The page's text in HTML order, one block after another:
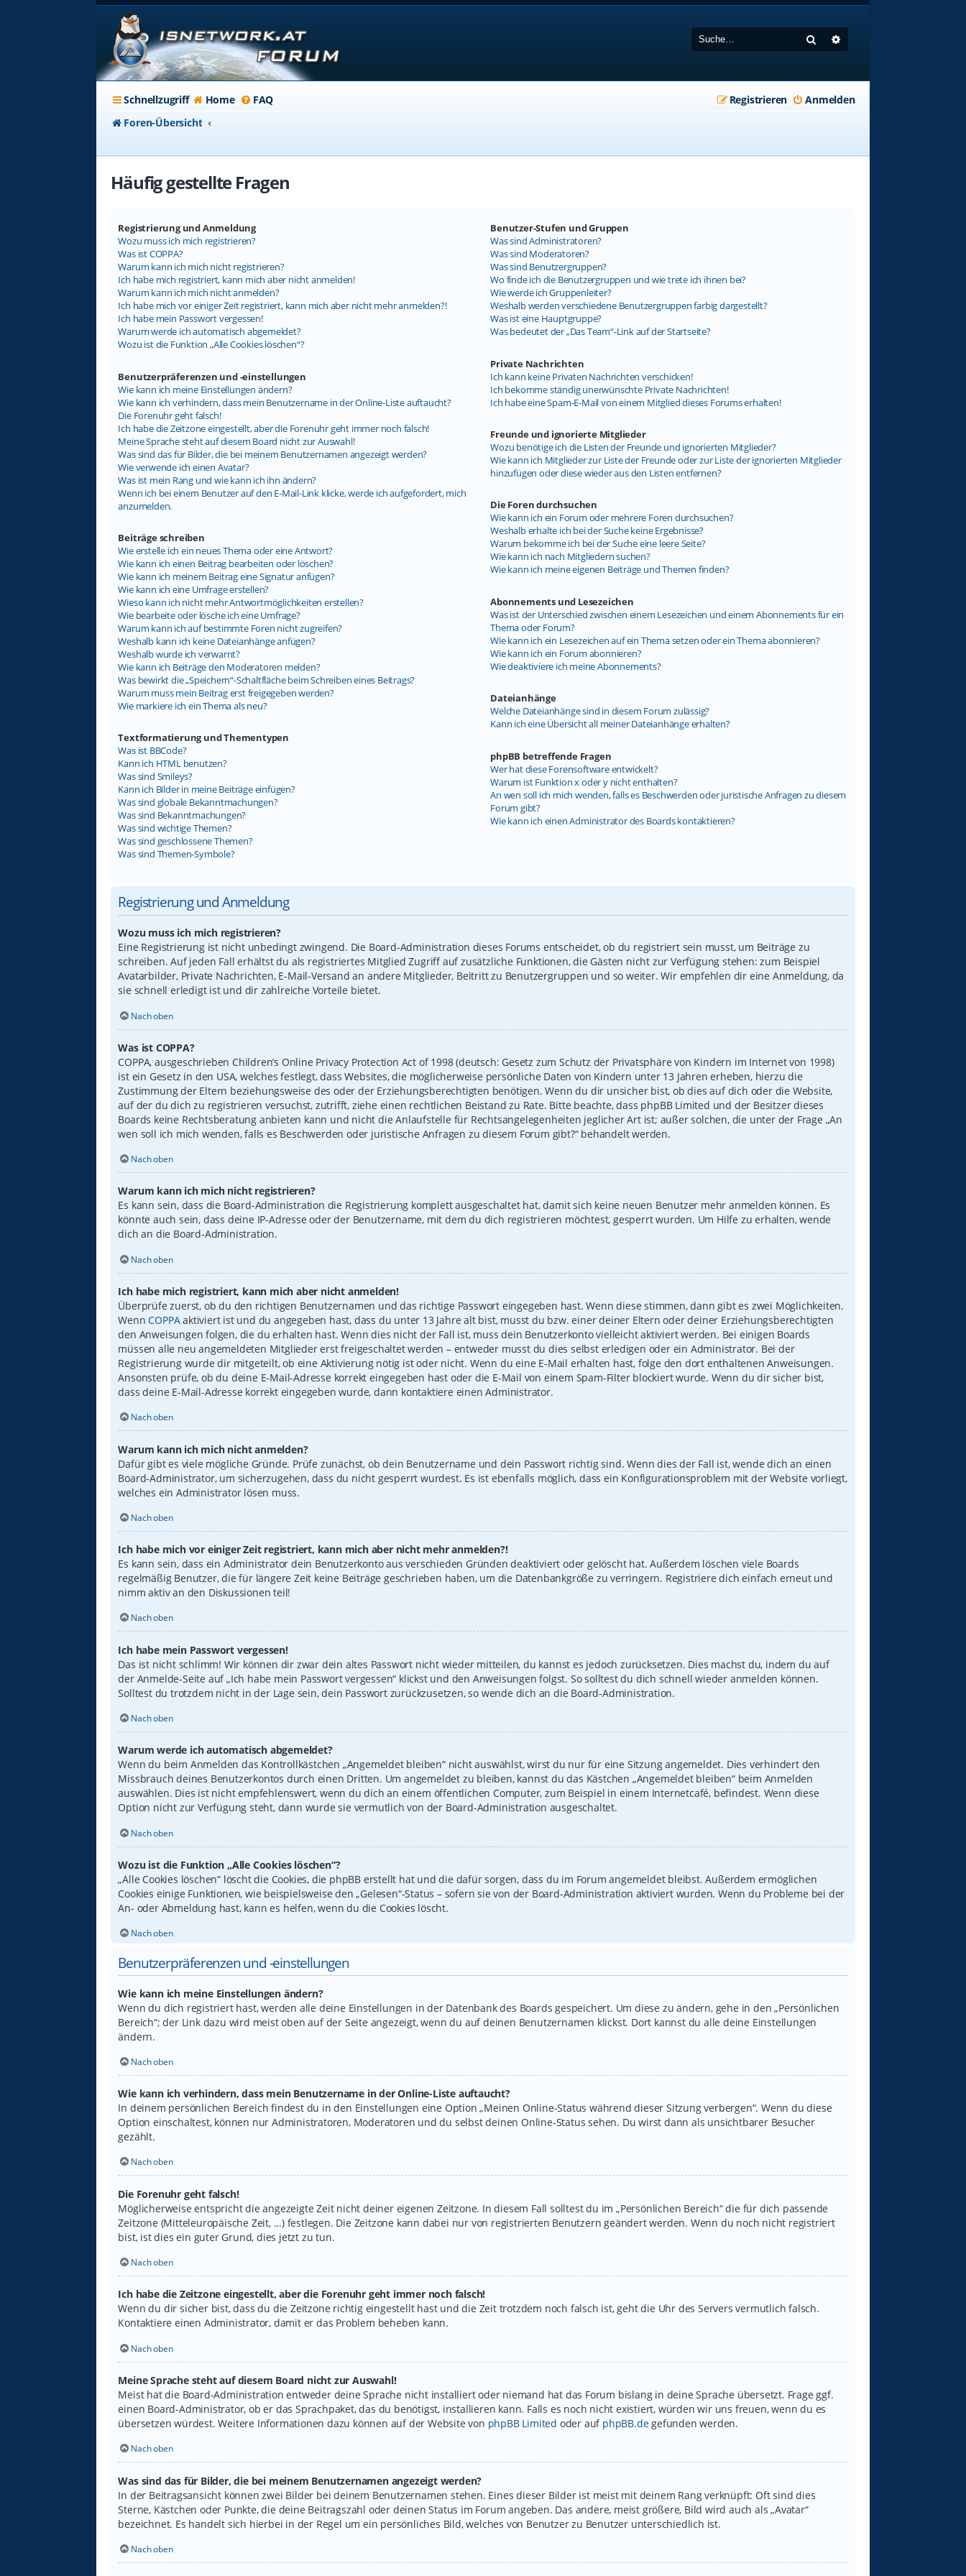
Suche
Schnellzugriff Home FAQ Anmelden
Registrieren
Foren-Übersicht
Häufig gestellte Fragen
Registrierung und Anmeldung
Wozu muss ich mich registrieren?
Was ist COPPA?
Warum kann ich mich nicht registrieren?
Ich habe mich registriert, kann mich aber nicht anmelden!
Warum kann ich mich nicht anmelden?
Ich habe mich vor einiger Zeit registriert, kann mich aber nicht mehr anmelden?!
Ich habe mein Passwort vergessen!
Warum werde ich automatisch abgemeldet?
Wozu ist die Funktion „Alle Cookies löschen“?
Benutzerpräferenzen und -einstellungen
Wie kann ich meine Einstellungen ändern?
Wie kann ich verhindern, dass mein Benutzername in der Online-Liste auftaucht?
Die Forenuhr geht falsch!
Ich habe die Zeitzone eingestellt, aber die Forenuhr geht immer noch falsch!
Meine Sprache steht auf diesem Board nicht zur Auswahl!
Was sind das für Bilder, die bei meinem Benutzernamen angezeigt werden?
Wie verwende ich einen Avatar?
Was ist mein Rang und wie kann ich ihn ändern?
Wenn ich bei einem Benutzer auf den E-Mail-Link klicke, werde ich aufgefordert, mich
anzumelden.
Beiträge schreiben
Wie erstelle ich ein neues Thema oder eine Antwort?
Wie kann ich einen Beitrag bearbeiten oder löschen?
Wie kann ich meinem Beitrag eine Signatur anfügen?
Wie kann ich eine Umfrage erstellen?
Wieso kann ich nicht mehr Antwortmöglichkeiten erstellen?
Wie bearbeite oder lösche ich eine Umfrage?
Warum kann ich auf bestimmte Foren nicht zugreifen?
Weshalb kann ich keine Dateianhänge anfügen?
Weshalb wurde ich verwarnt?
Wie kann ich Beiträge den Moderatoren melden?
Was bewirkt die „Speichern“-Schaltfläche beim Schreiben eines Beitrags?
Warum muss mein Beitrag erst freigegeben werden?
Wie markiere ich ein Thema als neu?
Textformatierung und Thementypen
Was ist BBCode?
Kann ich HTML benutzen?
Was sind Smileys?
Kann ich Bilder in meine Beiträge einfügen?
Was sind globale Bekanntmachungen?
Was sind Bekanntmachungen?
Was sind wichtige Themen?
Was sind geschlossene Themen?
Was sind Themen-Symbole?
Benutzer-Stufen und Gruppen
Was sind Administratoren?
Was sind Moderatoren?
Was sind Benutzergruppen?
Wo finde ich die Benutzergruppen und wie trete ich ihnen bei?
Wie werde ich Gruppenleiter?
Weshalb werden verschiedene Benutzergruppen farbig dargestellt?
Was ist eine Hauptgruppe?
Was bedeutet der „Das Team“-Link auf der Startseite?
Private Nachrichten
Ich kann keine Privaten Nachrichten verschicken!
Ich bekomme ständig unerwünschte Private Nachrichten!
Ich habe eine Spam-E-Mail von einem Mitglied dieses Forums erhalten!
Freunde und ignorierte Mitglieder
Wozu benötige ich die Listen der Freunde und ignorierten Mitglieder?
Wie kann ich Mitglieder zur Liste der Freunde oder zur Liste der ignorierten Mitglieder
hinzufügen oder diese wieder aus den Listen entfernen?
Die Foren durchsuchen
Wie kann ich ein Forum oder mehrere Foren durchsuchen?
Weshalb erhalte ich bei der Suche keine Ergebnisse?
Warum bekomme ich bei der Suche eine leere Seite?
Wie kann ich nach Mitgliedern suchen?
Wie kann ich meine eigenen Beiträge und Themen finden?
Abonnements und Lesezeichen
Was ist der Unterschied zwischen einem Lesezeichen und einem Abonnements für ein
Thema oder Forum?
Wie kann ich ein Lesezeichen auf ein Thema setzen oder ein Thema abonnieren?
Wie kann ich ein Forum abonnieren?
Wie deaktiviere ich meine Abonnements?
Dateianhänge
Welche Dateianhänge sind in diesem Forum zulässig?
Kann ich eine Übersicht all meiner Dateianhänge erhalten?
phpBB betreffende Fragen
Wer hat diese Forensoftware entwickelt?
Warum ist Funktion x oder y nicht enthalten?
An wen soll ich mich wenden, falls es Beschwerden oder juristische Anfragen zu diesem
Forum gibt?
Wie kann ich einen Administrator des Boards kontaktieren?
Registrierung und Anmeldung
Wozu muss ich mich registrieren?
Eine Registrierung ist nicht unbedingt zwingend. Die Board-Administration dieses Forums entscheidet, ob du registriert sein musst, um Beiträge zu
schreiben. Auf jeden Fall erhältst du als registriertes Mitglied Zugriff auf zusätzliche Funktionen, die Gästen nicht zur Verfügung stehen: zum Beispiel
Avatarbilder, Private Nachrichten, E-Mail-Versand an andere Mitglieder, Beitritt zu Benutzergruppen und so weiter. Wir empfehlen dir eine Anmeldung, da
sie schnell erledigt ist und dir zahlreiche Vorteile bietet.
Nach oben
Was ist COPPA?
COPPA, ausgeschrieben Children’s Online Privacy Protection Act of 1998 (deutsch: Gesetz zum Schutz der Privatsphäre von Kindern im Internet von 1998)
ist ein Gesetz in den USA, welches festlegt, dass Websites, die möglicherweise persönliche Daten von Kindern unter 13 Jahren erheben, hierzu die
Zustimmung der Eltern beziehungsweise des oder der Erziehungsberechtigten benötigen. Wenn du dir unsicher bist, ob dies auf dich oder die Website,
auf der du dich zu registrieren versuchst, zutrifft, ziehe einen rechtlichen Beistand zu Rate. Bitte beachte, dass phpBB Limited und der Besitzer dieses
Boards keine Rechtsberatung anbieten kann und nicht die Anlaufstelle für Rechtsangelegenheiten jeglicher Art ist; außer solchen, die unter der Frage „An
wen soll ich mich wenden, falls es Beschwerden oder juristische Anfragen zu diesem Forum gibt?“ behandelt werden.
Nach oben
Warum kann ich mich nicht registrieren?
Es kann sein, dass die Board-Administration die Registrierung komplett ausgeschaltet hat, damit sich keine neuen Benutzer mehr anmelden können. Es
könnte auch sein, dass deine IP-Adresse oder der Benutzername, mit dem du dich registrieren möchtest, gesperrt wurden. Um Hilfe zu erhalten, wende
dich an die Board-Administration.
Nach oben
Ich habe mich registriert, kann mich aber nicht anmelden!
Überprüfe zuerst, ob du den richtigen Benutzernamen und das richtige Passwort eingegeben hast. Wenn diese stimmen, dann gibt es zwei Möglichkeiten.
WennCOPPAaktiviert ist und du angegeben hast, dass du unter 13 Jahre alt bist, musst du bzw. einer deiner Eltern oder deiner Erziehungsberechtigten
den Anweisungen folgen, die du erhalten hast. Wenn dies nicht der Fall ist, muss dein Benutzerkonto vielleicht aktiviert werden. Bei einigen Boards
müssen alle neu angemeldeten Mitglieder erst freigeschaltet werden – entweder musst du dies selbst erledigen oder ein Administrator. Bei der
Registrierung wurde dir mitgeteilt, ob eine Aktivierung nötig ist oder nicht. Wenn du eine E-Mail erhalten hast, folge den dort enthaltenen Anweisungen.
Ansonsten prüfe, ob du deine E-Mail-Adresse korrekt eingegeben hast oder die E-Mail von einem Spam-Filter blockiert wurde. Wenn du dir sicher bist,
dass deine E-Mail-Adresse korrekt eingegeben wurde, dann kontaktiere einen Administrator.
Nach oben
Warum kann ich mich nicht anmelden?
Dafür gibt es viele mögliche Gründe. Prüfe zunächst, ob dein Benutzername und dein Passwort richtig sind. Wenn dies der Fall ist, wende dich an einen
Board-Administrator, um sicherzugehen, dass du nicht gesperrt wurdest. Es ist ebenfalls möglich, dass ein Konfigurationsproblem mit der Website vorliegt,
welches ein Administrator lösen muss.
Nach oben
Ich habe mich vor einiger Zeit registriert, kann mich aber nicht mehr anmelden?!
Es kann sein, dass ein Administrator dein Benutzerkonto aus verschieden Gründen deaktiviert oder gelöscht hat. Außerdem löschen viele Boards
regelmäßig Benutzer, die für längere Zeit keine Beiträge geschrieben haben, um die Datenbankgröße zu verringern. Registriere dich einfach erneut und
nimm aktiv an den Diskussionen teil!
Nach oben
Ich habe mein Passwort vergessen!
Das ist nicht schlimm! Wir können dir zwar dein altes Passwort nicht wieder mitteilen, du kannst es jedoch zurücksetzen. Dies machst du, indem du auf
der Anmelde-Seite auf „Ich habe mein Passwort vergessen“ klickst und den Anweisungen folgst. So solltest du dich schnell wieder anmelden können.
Solltest du trotzdem nicht in der Lage sein, dein Passwort zurückzusetzen, so wende dich an die Board-Administration.
Nach oben
Warum werde ich automatisch abgemeldet?
Wenn du beim Anmelden das Kontrollkästchen „Angemeldet bleiben“ nicht auswählst, wirst du nur für eine Sitzung angemeldet. Dies verhindert den
Missbrauch deines Benutzerkontos durch einen Dritten. Um angemeldet zu bleiben, kannst du das Kästchen „Angemeldet bleiben“ beim Anmelden
auswählen. Dies ist nicht empfehlenswert, wenn du dich an einem öffentlichen Computer, zum Beispiel in einem Internetcafé, befindest. Wenn diese
Option nicht zur Verfügung steht, dann wurde sie vermutlich von der Board-Administration ausgeschaltet.
Nach oben
Wozu ist die Funktion „Alle Cookies löschen“?
„Alle Cookies löschen“ löscht die Cookies, die phpBB erstellt hat und die dafür sorgen, dass du im Forum angemeldet bleibst. Außerdem ermöglichen
Cookies einige Funktionen, wie beispielsweise den „Gelesen“-Status – sofern sie von der Board-Administration aktiviert wurden. Wenn du Probleme bei der
An- oder Abmeldung hast, kann es helfen, wenn du die Cookies löscht.
Nach oben
Benutzerpräferenzen und -einstellungen
Wie kann ich meine Einstellungen ändern?
Wenn du dich registriert hast, werden alle deine Einstellungen in der Datenbank des Boards gespeichert. Um diese zu ändern, gehe in den „Persönlichen
Bereich“; der Link dazu wird meist oben auf der Seite angezeigt, wenn du auf deinen Benutzernamen klickst. Dort kannst du alle deine Einstellungen
ändern.
Nach oben
Wie kann ich verhindern, dass mein Benutzername in der Online-Liste auftaucht?
In deinem persönlichen Bereich findest du in den Einstellungen eine Option „Meinen Online-Status während dieser Sitzung verbergen“. Wenn du diese
Option einschaltest, können nur Administratoren, Moderatoren und du selbst deinen Online-Status sehen. Du wirst dann als unsichtbarer Besucher
gezählt.
Nach oben
Die Forenuhr geht falsch!
Möglicherweise entspricht die angezeigte Zeit nicht deiner eigenen Zeitzone. In diesem Fall solltest du im „Persönlichen Bereich“ die für dich passende
Zeitzone (Mitteleuropäische Zeit, ...) festlegen. Die Zeitzone kann dabei nur von registrierten Benutzern geändert werden. Wenn du noch nicht registriert
bist, ist dies ein guter Grund, dies jetzt zu tun.
Nach oben
Ich habe die Zeitzone eingestellt, aber die Forenuhr geht immer noch falsch!
Wenn du dir sicher bist, dass du die Zeitzone richtig eingestellt hast und die Zeit trotzdem noch falsch ist, geht die Uhr des Servers vermutlich falsch.
Kontaktiere einen Administrator, damit er das Problem beheben kann.
Nach oben
Meine Sprache steht auf diesem Board nicht zur Auswahl!
Meist hat die Board-Administration entweder deine Sprache nicht installiert oder niemand hat das Forum bislang in deine Sprache übersetzt. Frage ggf.
einen Board-Administrator, ob er das Sprachpaket, das du benötigst, installieren kann. Falls es noch nicht existiert, würden wir uns freuen, wenn du es
übersetzen würdest. Weitere Informationen dazu können auf der Website von phpBB Limited oder auf phpBB.degefunden werden.
Nach oben
Was sind das für Bilder, die bei meinem Benutzernamen angezeigt werden?
In der Beitragsansicht können zwei Bilder bei deinem Benutzernamen stehen. Eines dieser Bilder ist meist mit deinem Rang verknüpft: Oft sind dies
Sterne, Kästchen oder Punkte, die deine Beitragszahl oder deinen Status im Forum angeben. Das andere, meist größere, Bild wird auch als „Avatar“
bezeichnet. Es handelt sich hierbei in der Regel um ein persönliches Bild, welches von Benutzer zu Benutzer unterschiedlich ist.
Nach oben